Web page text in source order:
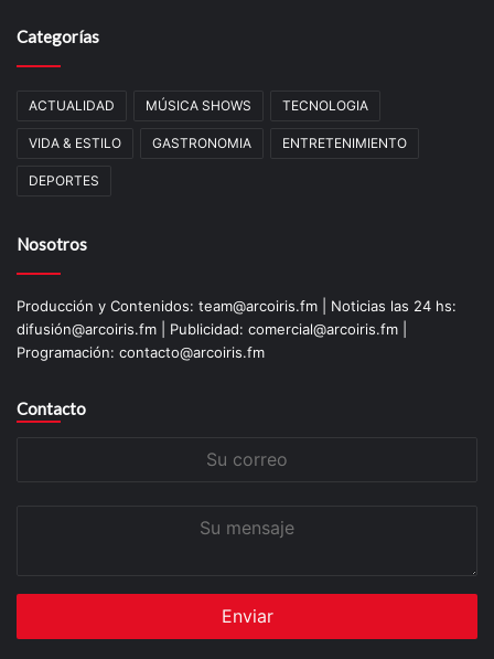
Categorías
ACTUALIDAD MÚSICA SHOWS TECNOLOGIA
VIDA & ESTILO GASTRONOMIA ENTRETENIMIENTO
DEPORTES
Nosotros
Producción y Contenidos: team@arcoiris.fm | Noticias las 24 hs:
difusión@arcoiris.fm | Publicidad: comercial@arcoiris.fm |
Programación: contacto@arcoiris.fm
Contacto